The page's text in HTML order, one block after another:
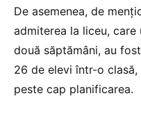
De asemenea, de
admiterea la liceu,
două săptămâni, au
26 de elevi într-o
peste cap planificarea.